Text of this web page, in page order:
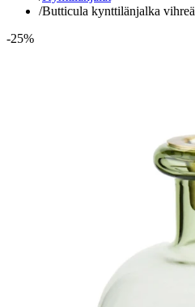
/Butticula kynttilänjalka vihreä
-25%